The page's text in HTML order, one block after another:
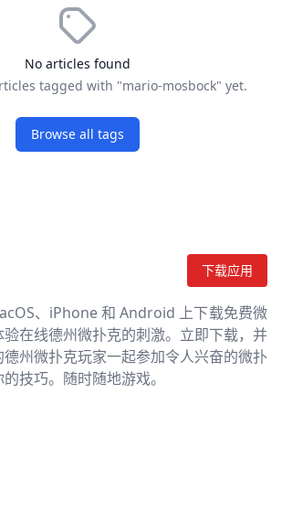
No articles found
tagged with "mario-mosbock" yet.
Browse all tags
下载应用
、iPhone 和 Android 上下载免费微
在线德州微扑克的刺激。立即下载，并
州微扑克玩家一起参加令人兴奋的微扑
技巧。随时随地游戏。